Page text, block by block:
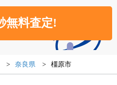
奈良県 橿原市